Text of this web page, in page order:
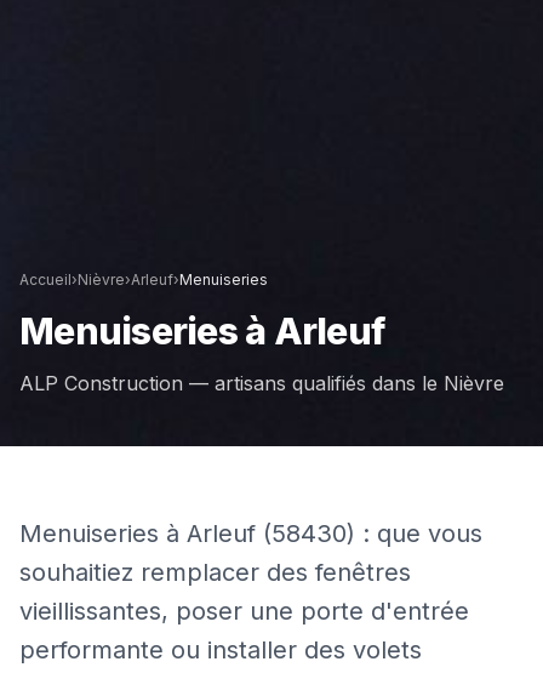
Accueil›Nièvre›Arleuf›Menuiseries
Menuiseriesà Arleuf
ALP Construction — artisans qualifiés dans le Nièvre
Menuiseries à Arleuf (58430) : que vous
souhaitiez remplacer des fenêtres
vieillissantes, poser une porte d'entrée
performante ou installer des volets